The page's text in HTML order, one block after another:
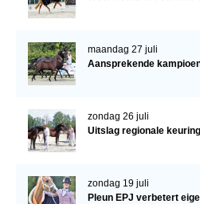
Röntgenonderzoek
Zoek een hengst
Hengstenselectie
maandag 27 juli
Aansprekende
zondag 26 juli
Uitslag regionale
zondag 19 juli
Pleun EPJ verbetert